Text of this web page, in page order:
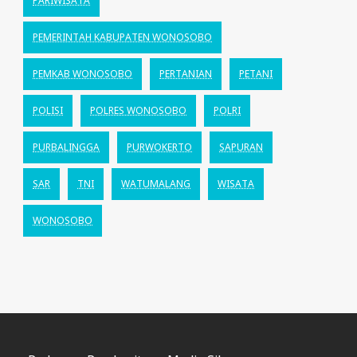
PEMERINTAH KABUPATEN WONOSOBO
PEMKAB WONOSOBO PERTANIAN PETANI
POLISI POLRES WONOSOBO POLRI
PURBALINGGA PURWOKERTO SAPURAN
SAR TNI WATUMALANG WISATA
WONOSOBO